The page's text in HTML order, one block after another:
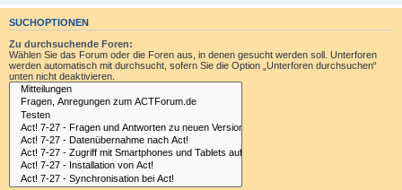
SUCHOPTIONEN
Zu durchsuchende Foren:
Wählen Sie das Forum oder die Foren aus, in denen gesucht werden soll. Unterforen
werden automatisch mit durchsucht, sofern Sie die Option „Unterforen durchsuchen“
unten nicht deaktivieren.